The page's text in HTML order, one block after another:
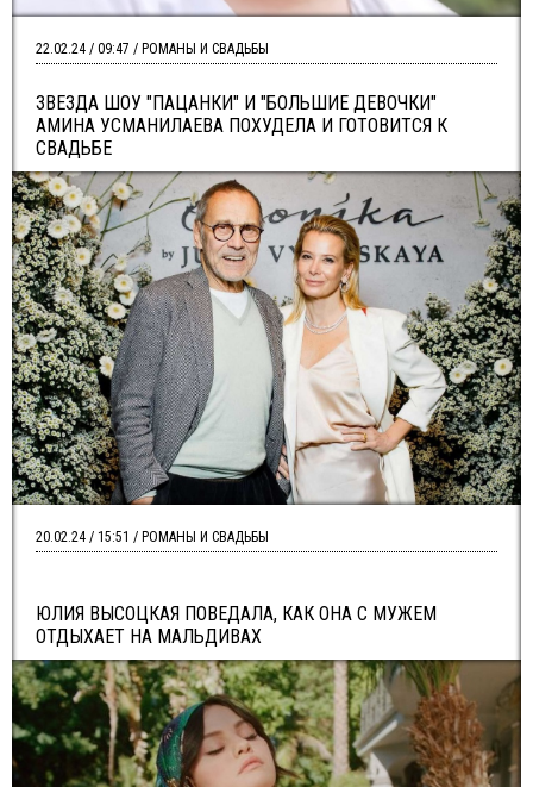
ЗВЕЗДА ШОУ "ПАЦАНКИ" И "БОЛЬШИЕ ДЕВОЧКИ"
АМИНА УСМАНИЛАЕВА ПОХУДЕЛА И ГОТОВИТСЯ К
СВАДЬБЕ
22.02.24 / 09:47 / РОМАНЫ И СВАДЬБЫ
ЮЛИЯ ВЫСОЦКАЯ ПОВЕДАЛА, КАК ОНА С МУЖЕМ
ОТДЫХАЕТ НА МАЛЬДИВАХ
20.02.24 / 15:51 / РОМАНЫ И СВАДЬБЫ